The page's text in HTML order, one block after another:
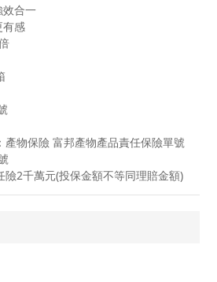
效合一
有感
物保險 富邦產物產品責任保險單號
2千萬元(投保金額不等同理賠金額)